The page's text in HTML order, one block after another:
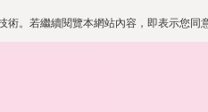
。若繼續閱覽本網站內容，即表示您